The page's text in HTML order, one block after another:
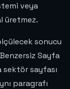
veya
üretmez.
sonucu
Sayfa
sayfası
paragrafı